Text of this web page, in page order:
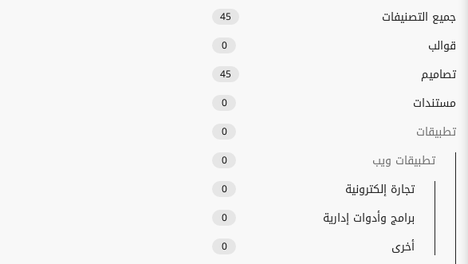
جميع التصنيفات
45
قوالب 0
تصاميم 45
مستندات 0
تطبيقات 0
تطبيقات ويب 0
تجارة إلكترونية 0
برامج وأدوات إدارية 0
أخرى 0